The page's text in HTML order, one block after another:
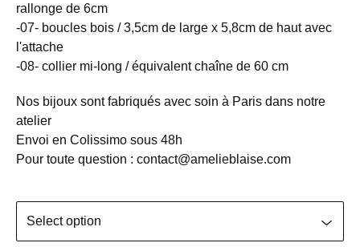
rallonge de 6cm
-07- boucles bois / 3,5cm de large x 5,8cm de haut avec
l'attache
-08- collier mi-long / équivalent chaîne de 60 cm
Nos bijoux sont fabriqués avec soin à Paris dans notre
atelier
Envoi en Colissimo sous 48h
Pour toute question : contact@amelieblaise.com